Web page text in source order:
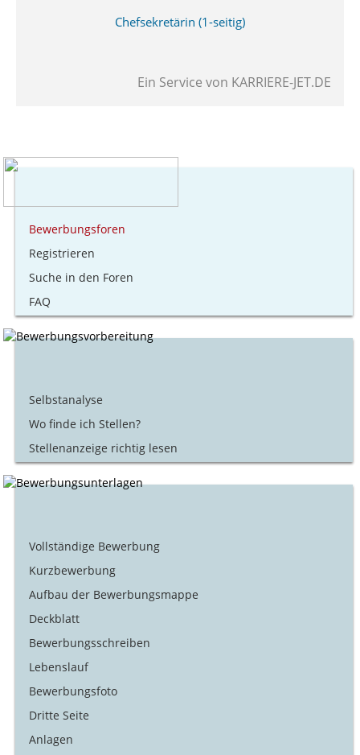
Chefsekretärin (1-seitig)
Ein Service von KARRIERE-JET.DE
Bewerbungsforen
Registrieren
Suche in den Foren
FAQ
Selbstanalyse
Wo finde ich Stellen?
Stellenanzeige richtig lesen
Vollständige Bewerbung
Kurzbewerbung
Aufbau der Bewerbungsmappe
Deckblatt
Bewerbungsschreiben
Lebenslauf
Bewerbungsfoto
Dritte Seite
Anlagen